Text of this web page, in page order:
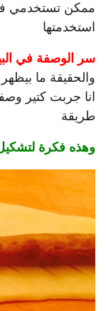
ممكن تستخدمي
استخدمتها
سر الوصفة في
والحقيقة ما
انا جربت كتير
طريقة
وهذه فكرة